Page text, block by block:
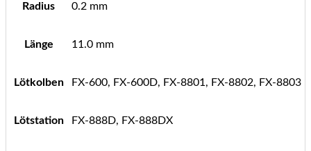
Radius 0.2 mm
Länge 11.0 mm
Lötkolben FX-600, FX-600D, FX-8801, FX-8802, FX-8803
Lötstation FX-888D, FX-888DX